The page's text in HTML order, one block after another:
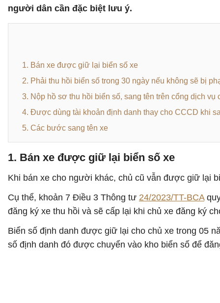
người dân cần đặc biệt lưu ý.
1. Bán xe được giữ lại biển số xe
2. Phải thu hồi biển số trong 30 ngày nếu không sẽ bị
3. Nộp hồ sơ thu hồi biển số, sang tên trên cổng dịch vụ
4. Được dùng tài khoản định danh thay cho CCCD khi
5. Các bước sang tên xe
1. Bán xe được giữ lại biển số xe
Khi bán xe cho người khác, chủ cũ vẫn được giữ lại
Cụ thể, khoản 7 Điều 3 Thông tư 24/2023/TT-BCA
đăng ký xe thu hồi và sẽ cấp lại khi chủ xe đăng ký
Biển số định danh được giữ lại cho chủ xe trong 05
số định danh đó được chuyển vào kho biển số để